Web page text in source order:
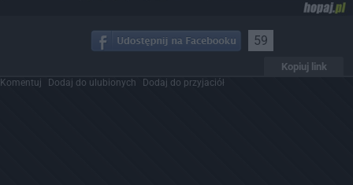
59
Kopiuj link
Komentuj Dodaj do ulubionych Dodaj do przyjaciół